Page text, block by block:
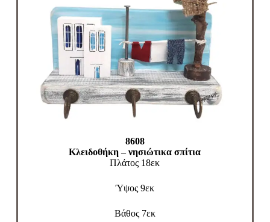
8608
Κλειδοθήκη – νησιώτικα σπίτια
Πλάτος 18εκ
Ύψος 9εκ
Βάθος 7εκ